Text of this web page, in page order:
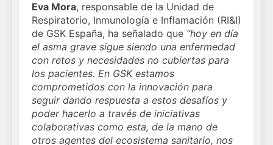
Eva Mora, responsable de la Unidad de
Respiratorio, Inmunología e Inflamación (RI&I)
de GSK España, ha señalado que “hoy en día
el asma grave sigue siendo una enfermedad
con retos y necesidades no cubiertas para
los pacientes. En GSK estamos
comprometidos con la innovación para
seguir dando respuesta a estos desafíos y
poder hacerlo a través de iniciativas
colaborativas como esta, de la mano de
otros agentes del ecosistema sanitario, nos